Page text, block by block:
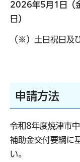
2026年5月1日（
日）
（※）土日祝日及
申請方法
令和8年度焼津市
補助金交付要綱に
い。